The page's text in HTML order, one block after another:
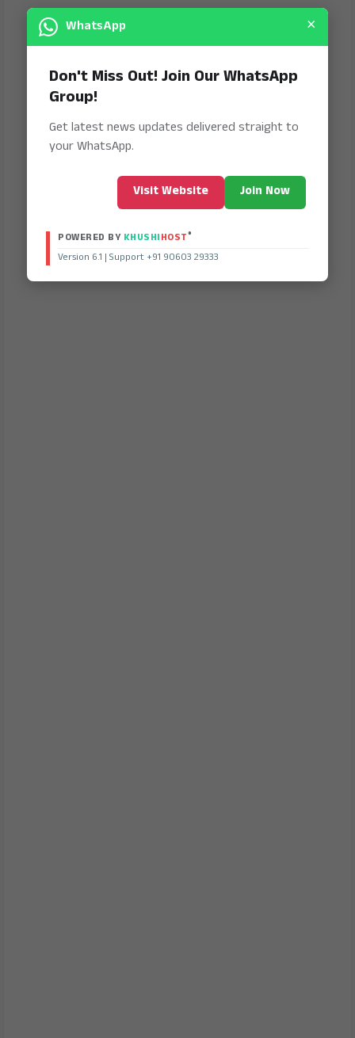
WhatsApp ×
Don't Miss Out! Join Our WhatsApp
Group!
Get latest news updates delivered straight to
your WhatsApp.
Visit Website Join Now
POWERED BY KHUSHIHOST®
Version 6.1 | Support +91 90603 29333